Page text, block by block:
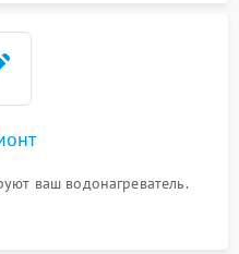
ваш водонагреватель.